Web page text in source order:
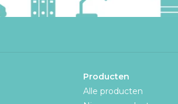
Producten
Alle producten